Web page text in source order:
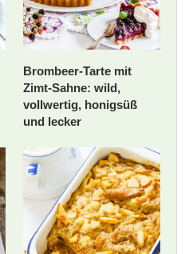
Brombeer-Tarte mit
Zimt-Sahne: wild,
vollwertig, honigsüß
und lecker